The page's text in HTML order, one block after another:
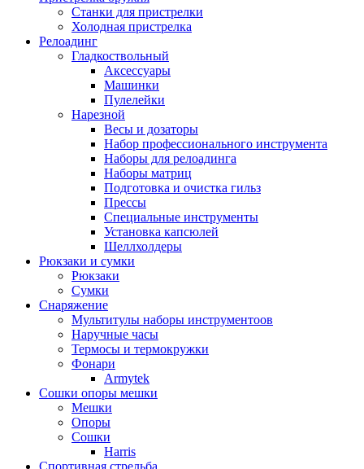
Станки для пристрелки
Холодная пристрелка
Релоадинг
Гладкоствольный
Аксессуары
Машинки
Пулелейки
Нарезной
Весы и дозаторы
Набор профессионального инструмента
Наборы для релоадинга
Наборы матриц
Подготовка и очистка гильз
Прессы
Специальные инструменты
Установка капсюлей
Шеллхолдеры
Рюкзаки и сумки
Рюкзаки
Сумки
Снаряжение
Мультитулы наборы инструментоов
Наручные часы
Термосы и термокружки
Фонари
Armytek
Сошки опоры мешки
Мешки
Опоры
Сошки
Harris
Спортивная стрельба